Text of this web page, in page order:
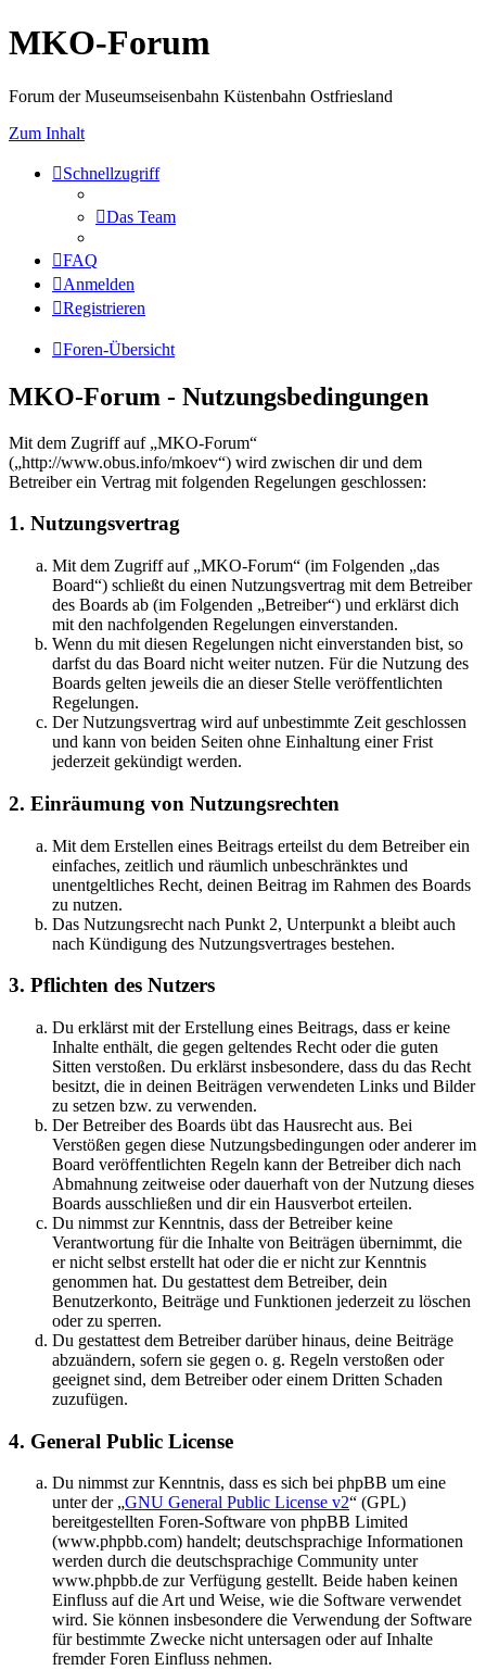
MKO-Forum
Forum der Museumseisenbahn Küstenbahn Ostfriesland
Zum Inhalt
Schnellzugriff
Das Team
FAQ
Anmelden
Registrieren
Foren-Übersicht
MKO-Forum - Nutzungsbedingungen
Mit dem Zugriff auf „MKO-Forum“
(„http://www.obus.info/mkoev“) wird zwischen dir und dem
Betreiber ein Vertrag mit folgenden Regelungen geschlossen:
1. Nutzungsvertrag
Mit dem Zugriff auf „MKO-Forum“ (im Folgenden „das
Board“) schließt du einen Nutzungsvertrag mit dem Betreiber
des Boards ab (im Folgenden „Betreiber“) und erklärst dich
mit den nachfolgenden Regelungen einverstanden.
Wenn du mit diesen Regelungen nicht einverstanden bist, so
darfst du das Board nicht weiter nutzen. Für die Nutzung des
Boards gelten jeweils die an dieser Stelle veröffentlichten
Regelungen.
Der Nutzungsvertrag wird auf unbestimmte Zeit geschlossen
und kann von beiden Seiten ohne Einhaltung einer Frist
jederzeit gekündigt werden.
2. Einräumung von Nutzungsrechten
Mit dem Erstellen eines Beitrags erteilst du dem Betreiber ein
einfaches, zeitlich und räumlich unbeschränktes und
unentgeltliches Recht, deinen Beitrag im Rahmen des Boards
zu nutzen.
Das Nutzungsrecht nach Punkt 2, Unterpunkt a bleibt auch
nach Kündigung des Nutzungsvertrages bestehen.
3. Pflichten des Nutzers
Du erklärst mit der Erstellung eines Beitrags, dass er keine
Inhalte enthält, die gegen geltendes Recht oder die guten
Sitten verstoßen. Du erklärst insbesondere, dass du das Recht
besitzt, die in deinen Beiträgen verwendeten Links und Bilder
zu setzen bzw. zu verwenden.
Der Betreiber des Boards übt das Hausrecht aus. Bei
Verstößen gegen diese Nutzungsbedingungen oder anderer im
Board veröffentlichten Regeln kann der Betreiber dich nach
Abmahnung zeitweise oder dauerhaft von der Nutzung dieses
Boards ausschließen und dir ein Hausverbot erteilen.
Du nimmst zur Kenntnis, dass der Betreiber keine
Verantwortung für die Inhalte von Beiträgen übernimmt, die
er nicht selbst erstellt hat oder die er nicht zur Kenntnis
genommen hat. Du gestattest dem Betreiber, dein
Benutzerkonto, Beiträge und Funktionen jederzeit zu löschen
oder zu sperren.
Du gestattest dem Betreiber darüber hinaus, deine Beiträge
abzuändern, sofern sie gegen o. g. Regeln verstoßen oder
geeignet sind, dem Betreiber oder einem Dritten Schaden
zuzufügen.
4. General Public License
Du nimmst zur Kenntnis, dass es sich bei phpBB um eine
unter der „GNU General Public License v2“ (GPL)
bereitgestellten Foren-Software von phpBB Limited
(www.phpbb.com) handelt; deutschsprachige Informationen
werden durch die deutschsprachige Community unter
www.phpbb.de zur Verfügung gestellt. Beide haben keinen
Einfluss auf die Art und Weise, wie die Software verwendet
wird. Sie können insbesondere die Verwendung der Software
für bestimmte Zwecke nicht untersagen oder auf Inhalte
fremder Foren Einfluss nehmen.